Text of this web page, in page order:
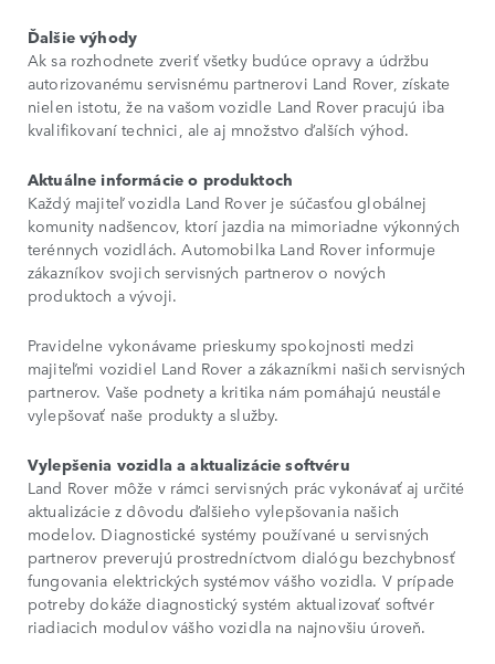
Ďalšie výhody
Ak sa rozhodnete zveriť všetky budúce opravy a údržbu
autorizovanému servisnému partnerovi Land Rover, získate
nielen istotu, že na vašom vozidle Land Rover pracujú iba
kvalifikovaní technici, ale aj množstvo ďalších výhod.
Aktuálne informácie o produktoch
Každý majiteľ vozidla Land Rover je súčasťou globálnej
komunity nadšencov, ktorí jazdia na mimoriadne výkonných
terénnych vozidlách. Automobilka Land Rover informuje
zákazníkov svojich servisných partnerov o nových
produktoch a vývoji.
Pravidelne vykonávame prieskumy spokojnosti medzi
majiteľmi vozidiel Land Rover a zákazníkmi našich servisných
partnerov. Vaše podnety a kritika nám pomáhajú neustále
vylepšovať naše produkty a služby.
Vylepšenia vozidla a aktualizácie softvéru
Land Rover môže v rámci servisných prác vykonávať aj určité
aktualizácie z dôvodu ďalšieho vylepšovania našich
modelov. Diagnostické systémy používané u servisných
partnerov preverujú prostredníctvom dialógu bezchybnosť
fungovania elektrických systémov vášho vozidla. V prípade
potreby dokáže diagnostický systém aktualizovať softvér
riadiacich modulov vášho vozidla na najnovšiu úroveň.